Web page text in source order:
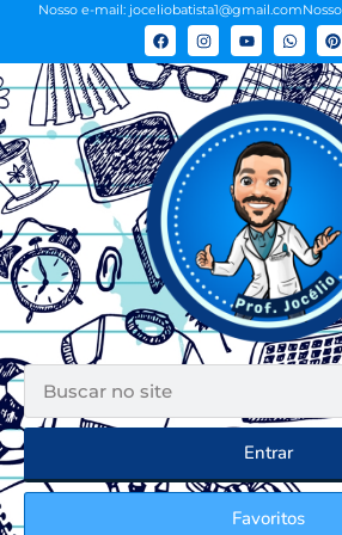
Nosso e-mail: joceliobatista1@gmail.com
Entrar
Favoritos